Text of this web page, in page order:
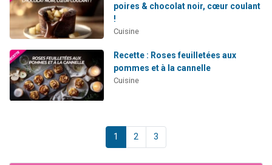
poires & chocolat noir, cœur coulant
!
Cuisine
Recette : Roses feuilletées aux
pommes et à la cannelle
Cuisine
1 2 3